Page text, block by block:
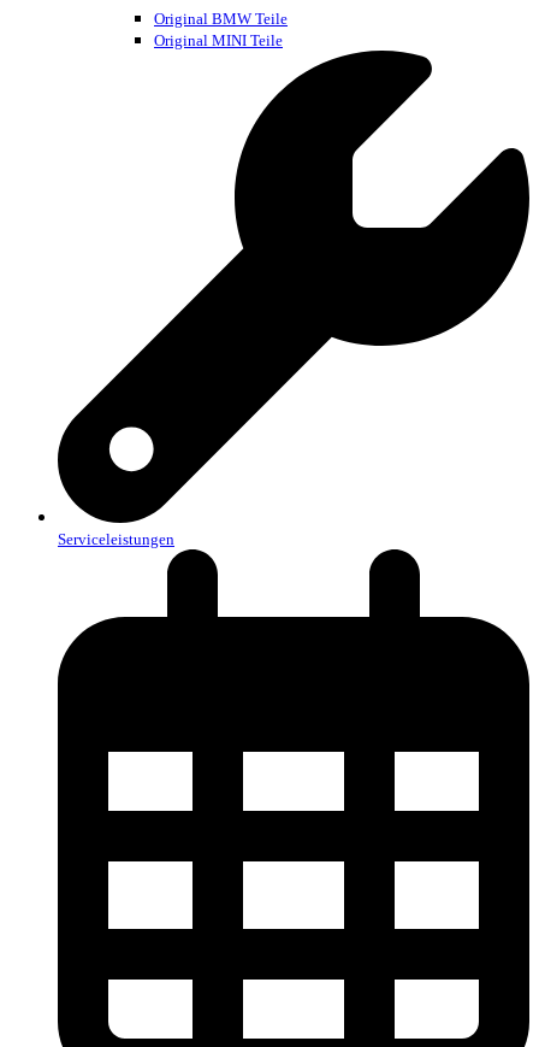
Original BMW Teile
Original MINI Teile
Serviceleistungen